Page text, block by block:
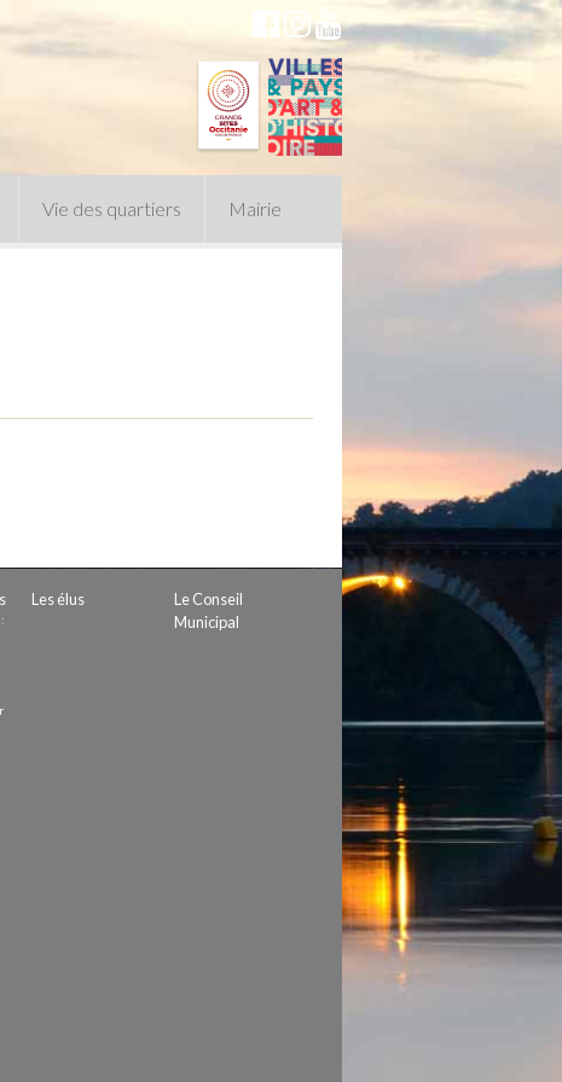
Vie des quartiers Mairie
de subvention
d’autorisation de tournage
à projets
Les élus
Le Conseil
Municipal